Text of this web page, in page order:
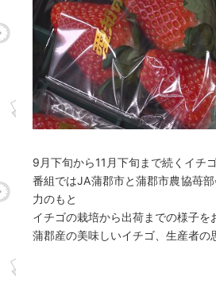
9月下旬から11月下旬まで続くイチゴ
番組ではJA蒲郡市と蒲郡市農協苺
力のもと
イチゴの栽培から出荷までの様子を
蒲郡産の美味しいイチゴ、生産者の